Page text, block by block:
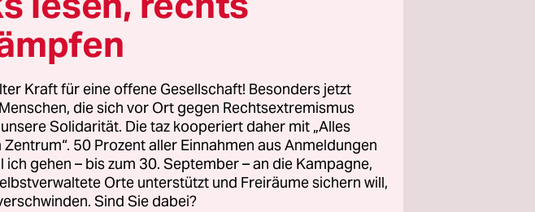
Polizist*innen schubsen
Pfefferspray. Die
und wütende Chöre.
ums Syndikat verloren ist.
Stellung gehalten, ab
auf der
Kundgebungen – doch die
eine unlösbare Aufgabe.
Kraft für eine offene Gesellschaft! Besonders jetzt
die sich vor Ort gegen Rechtsextremismus
Solidarität. Die taz kooperiert daher mit „Alles
50 Prozent aller Einnahmen aus Anmeldungen
ich gehen – bis zum 30. September – an die Kampagne,
Orte unterstützt und Freiräume sichern will,
Sind Sie dabei?